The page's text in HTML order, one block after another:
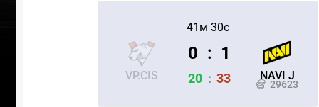
41м 30с
VP.CIS NAVI J
29623
0 : 1
20 : 33